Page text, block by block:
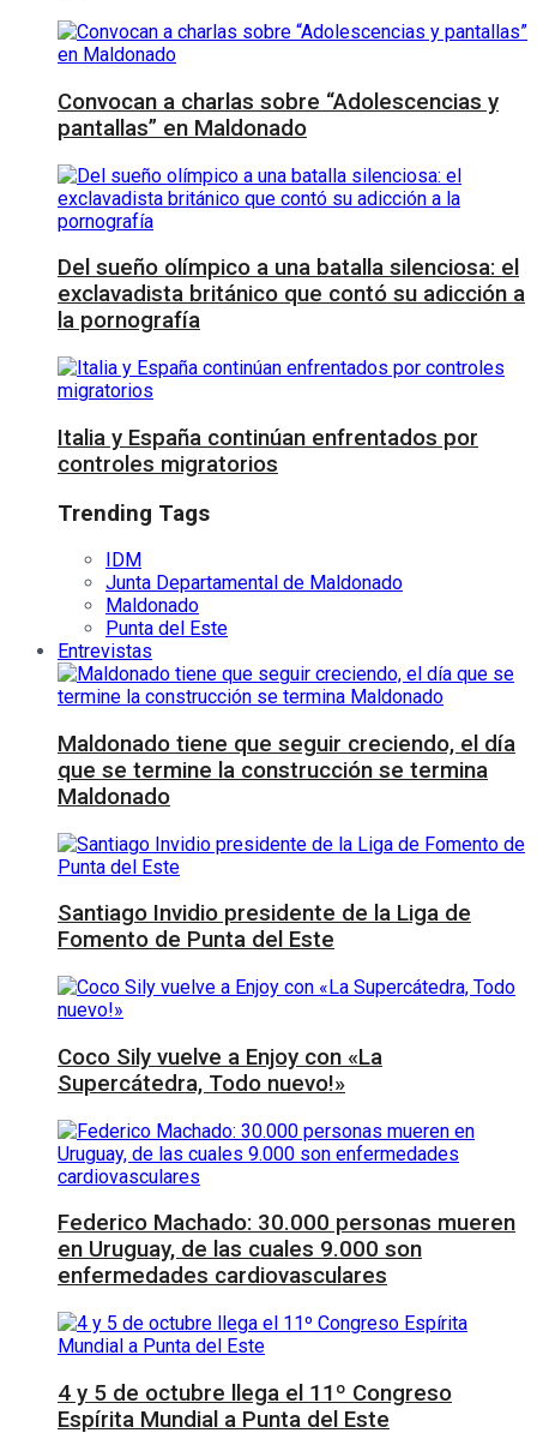
Convocan a charlas sobre “Adolescencias y
pantallas” en Maldonado
Del sueño olímpico a una batalla silenciosa: el
exclavadista británico que contó su adicción a
la pornografía
Italia y España continúan enfrentados por
controles migratorios
Trending Tags
IDM
Junta Departamental de Maldonado
Maldonado
Punta del Este
Entrevistas
Maldonado tiene que seguir creciendo, el día
que se termine la construcción se termina
Maldonado
Santiago Invidio presidente de la Liga de
Fomento de Punta del Este
Coco Sily vuelve a Enjoy con «La
Supercátedra, Todo nuevo!»
Federico Machado: 30.000 personas mueren
en Uruguay, de las cuales 9.000 son
enfermedades cardiovasculares
4 y 5 de octubre llega el 11º Congreso
Espírita Mundial a Punta del Este